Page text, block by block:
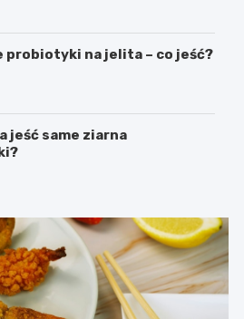
probiotyki na jelita – co jeść?
jeść same ziarna